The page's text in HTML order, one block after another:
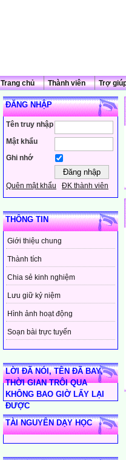
Trang chủ Thành viên Trợ
ĐĂNG NHẬP
Tên truy nhập
Mật khẩu
Ghi nhớ
Quên mật khẩu ĐK thành viên
THÔNG TIN
Giới thiệu chung
Thành tích
Chia sẻ kinh nghiệm
Lưu giữ kỷ niệm
Hình ảnh hoạt động
Soạn bài trực tuyến
LỜI ĐÃ NÓI, TÊN ĐÃ BAY,
THỜI GIAN TRÔI QUA
KHÔNG BAO GIỜ LẤY LẠI
ĐƯỢC
TÀI NGUYÊN DẠY HỌC